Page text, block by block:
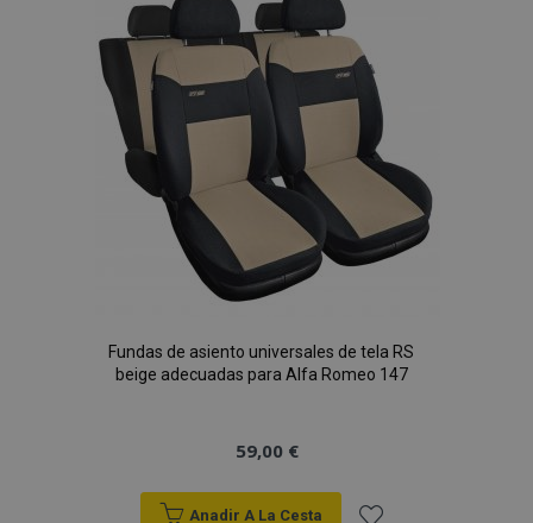
de
Deseos
Fundas de asiento universales de tela RS
beige adecuadas para Alfa Romeo 147
59,00 €
Anadir A La Cesta